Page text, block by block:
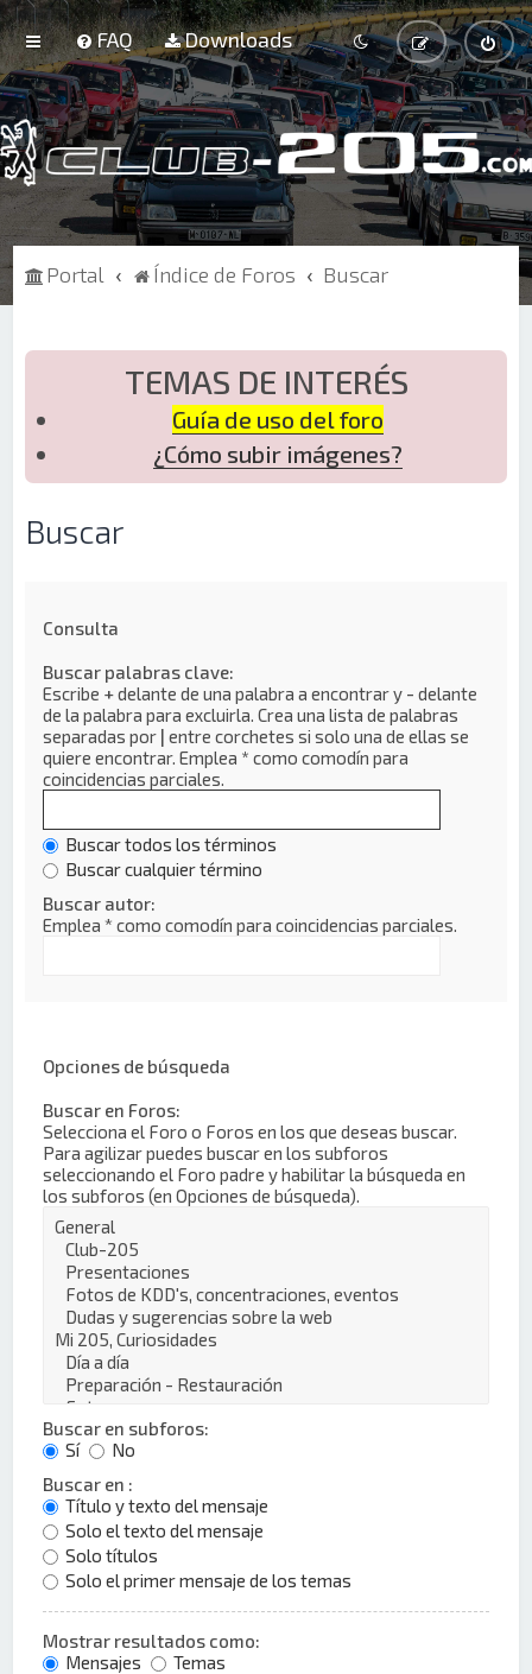
FAQ Downloads
Portal Índice de Foros Buscar
TEMAS DE INTERÉS
Guía de uso del foro
¿Cómo subir imágenes?
Buscar
Consulta
Buscar palabras clave:
Escribe +delante de una palabra a encontrar y - delante
de la palabra para excluirla. Crea una lista de palabras
separadas por | entre corchetes si solo una de ellas se
quiere encontrar. Emplea * como comodín para
coincidencias parciales.
Buscar todos los términos
Buscar cualquier término
Buscar autor:
Emplea * como comodín para coincidencias parciales.
Opciones de búsqueda
Buscar en Foros:
Selecciona el Foro o Foros en los que deseas buscar.
Para agilizar puedes buscar en los subforos
seleccionando el Foro padre y habilitar la búsqueda en
los subforos (en Opciones de búsqueda).
Buscar en subforos:
Sí
No
Buscar en :
Título y texto del mensaje
Solo el texto del mensaje
Solo títulos
Solo el primer mensaje de los temas
Mostrar resultados como:
Mensajes
Temas